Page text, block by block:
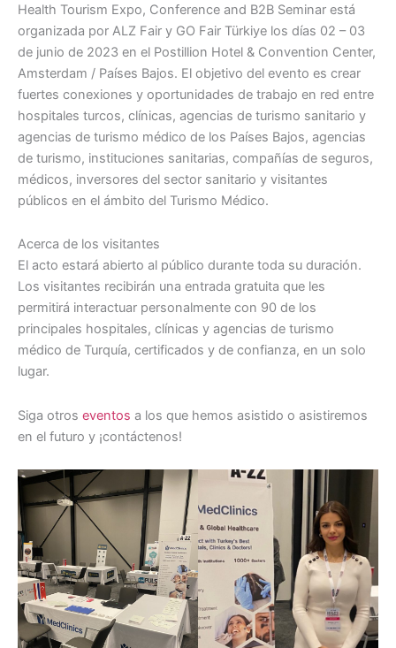
Health Tourism Expo, Conference and B2B Seminar está
organizada por ALZ Fair y GO Fair Türkiye los días 02 – 03
de junio de 2023 en el Postillion Hotel & Convention Center,
Amsterdam / Países Bajos. El objetivo del evento es crear
fuertes conexiones y oportunidades de trabajo en red entre
hospitales turcos, clínicas, agencias de turismo sanitario y
agencias de turismo médico de los Países Bajos, agencias
de turismo, instituciones sanitarias, compañías de seguros,
médicos, inversores del sector sanitario y visitantes
públicos en el ámbito del Turismo Médico.
Acerca de los visitantes
El acto estará abierto al público durante toda su duración.
Los visitantes recibirán una entrada gratuita que les
permitirá interactuar personalmente con 90 de los
principales hospitales, clínicas y agencias de turismo
médico de Turquía, certificados y de confianza, en un solo
lugar.
Siga otros eventos a los que hemos asistido o asistiremos
en el futuro y ¡contáctenos!